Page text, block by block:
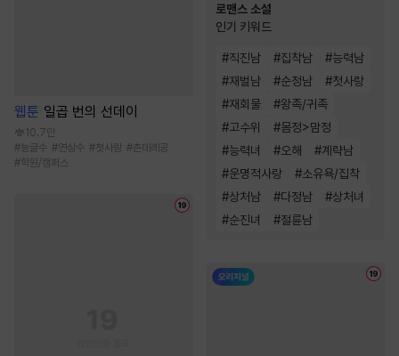
웹툰 일곱 번의 선데이
10.7만
#능글수 #연상수 #첫사랑 #츤데레공
#학원/캠퍼스
로맨스 소설
인기 키워드
#직진남 #집착남 #능력남
#재벌남 #순정남 #첫사랑
#재회물 #왕족/귀족
#고수위 #몸정>맘정
#능력녀 #오해 #계략남
#운명적사랑 #소유욕/집착
#상처남 #다정남 #상처녀
#순진녀 #절륜남